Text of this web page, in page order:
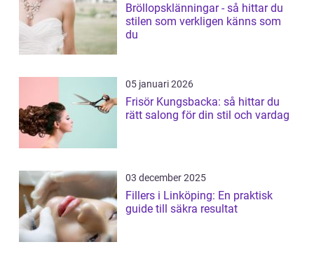
Bröllopsklänningar - så hittar du
stilen som verkligen känns som
du
05 januari 2026
Frisör Kungsbacka: så hittar du
rätt salong för din stil och vardag
03 december 2025
Fillers i Linköping: En praktisk
guide till säkra resultat